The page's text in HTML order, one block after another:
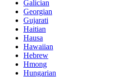
Galician
Georgian
Gujarati
Haitian
Hausa
Hawaiian
Hebrew
Hmong
Hungarian